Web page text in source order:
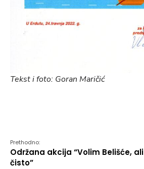
Tekst i foto: Goran Maričić
Prethodno:
Održana akcija “Volim Belišće, ali
čisto”